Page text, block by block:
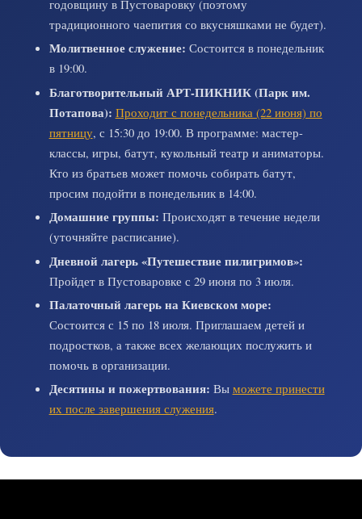
годовщину в Пустоваровку (поэтому
традиционного чаепития со вкусняшками не будет).
Молитвенное служение: Состоится в понедельник
в 19:00.
Благотворительный АРТ-ПИКНИК (Парк им.
Потапова): Проходит с понедельника (22 июня) по
пятницу, с 15:30 до 19:00. В программе: мастер-
классы, игры, батут, кукольный театр и аниматоры.
Кто из братьев может помочь собирать батут,
просим подойти в понедельник в 14:00.
Домашние группы: Происходят в течение недели
(уточняйте расписание).
Дневной лагерь «Путешествие пилигримов»:
Пройдет в Пустоваровке с 29 июня по 3 июля.
Палаточный лагерь на Киевском море:
Состоится с 15 по 18 июля. Приглашаем детей и
подростков, а также всех желающих послужить и
помочь в организации.
Десятины и пожертвования: Вы можете принести
их после завершения служения.